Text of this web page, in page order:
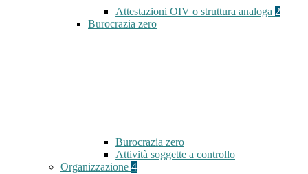
Attestazioni OIV o struttura analoga 2
Burocrazia zero
Burocrazia zero
Attività soggette a controllo
Organizzazione 4